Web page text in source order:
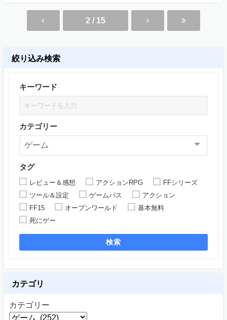
2 / 15
絞り込み検索
キーワード
カテゴリー
タグ
レビュー＆感想 アクションRPG
FFシリーズ
ツール＆設定
ゲームパス
アクション
FF15
オープンワールド
基本無料
死にゲー
検索
カテゴリ
カテゴリー